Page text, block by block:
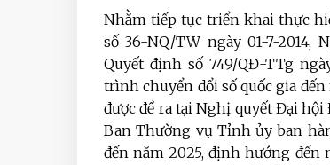
Nhằm tiếp tục triển khai thực
số 36-NQ/TW ngày 01-7-2014,
Quyết định số 749/QĐ-TTg
trình chuyển đổi số quốc gia
được đề ra tại Nghị quyết Đại
Ban Thường vụ Tỉnh ủy ban
đến năm 2025, định hướng đến